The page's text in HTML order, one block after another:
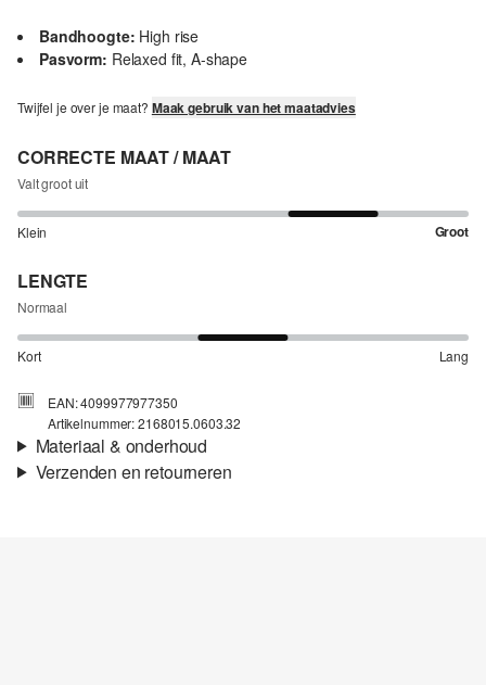
Bandhoogte: High rise
Pasvorm: Relaxed fit, A-shape
Twijfel je over je maat? Maak gebruik van het maatadvies
CORRECTE MAAT / MAAT
Valt groot uit
Klein Groot
LENGTE
Normaal
Kort Lang
EAN: 4099977977350
Artikelnummer: 2168015.0603.32
Materiaal & onderhoud
Verzenden en retourneren